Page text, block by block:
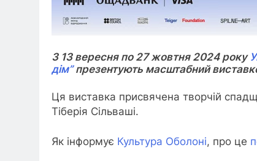
З 13 вересня по 27 жовтня 2024 року
дім”презентують масштабний
Ця виставка присвячена творчій
Тіберія Сільваші.
Як інформує Культура Оболоні, про це